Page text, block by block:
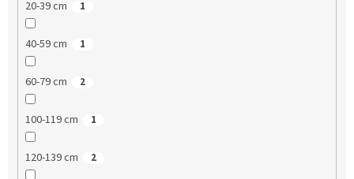
20-39 cm 1
40-59 cm 1
60-79 cm 2
100-119 cm 1
120-139 cm 2